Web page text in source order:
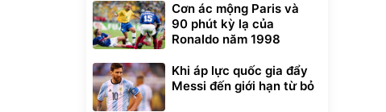
Cơn ác mộng Paris và
90 phút kỳ lạ của
Ronaldo năm 1998
Khi áp lực quốc gia đẩy
Messi đến giới hạn từ bỏ